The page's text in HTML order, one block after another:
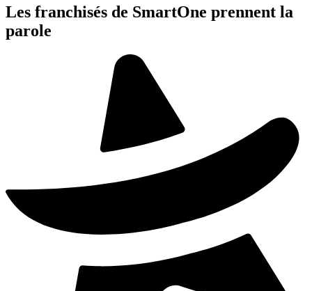
Les franchisés de SmartOne prennent la
parole